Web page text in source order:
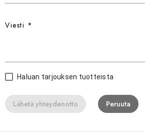
Viesti *
Haluan tarjouksen tuotteista
Lähetä yhteydenotto Peruuta